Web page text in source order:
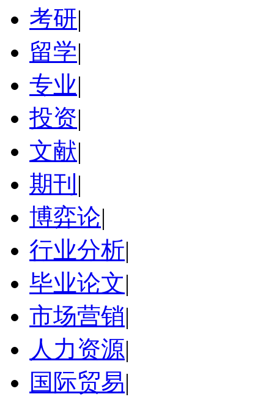
考研|
留学|
专业|
投资|
文献|
期刊 |
博弈论|
行业分析|
毕业论文|
市场营销|
人力资源|
国际贸易|